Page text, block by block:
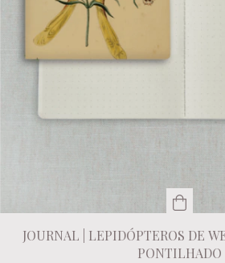
JOURNAL | LEPIDÓPTEROS DE
PONTILHADO